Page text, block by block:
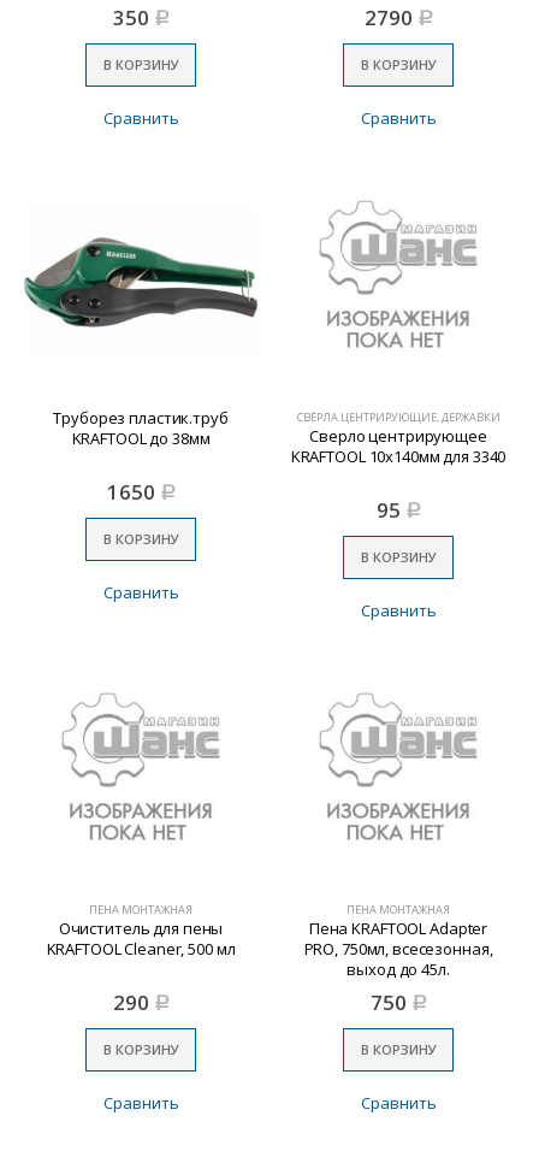
350 Р
В КОРЗИНУ
Сравнить
2790 Р
В КОРЗИНУ
Сравнить
Труборез пластик.труб
KRAFTOOL до 38мм
1650 Р
В КОРЗИНУ
Сравнить
СВЁРЛА ЦЕНТРИРУЮЩИЕ, ДЕРЖАВКИ
Сверло центрирующее
KRAFTOOL 10х140мм для 3340
95 Р
В КОРЗИНУ
Сравнить
ПЕНА МОНТАЖНАЯ
Очиститель для пены
KRAFTOOL Cleaner, 500 мл
290 Р
В КОРЗИНУ
Сравнить
ПЕНА МОНТАЖНАЯ
Пена KRAFTOOL Adapter
PRO, 750мл, всесезонная,
выход до 45л.
750 Р
В КОРЗИНУ
Сравнить